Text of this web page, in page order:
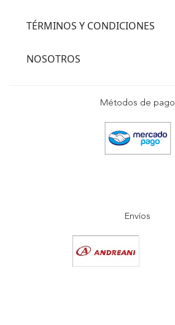
TÉRMINOS Y CONDICIONES
NOSOTROS
Métodos de pago
Envíos